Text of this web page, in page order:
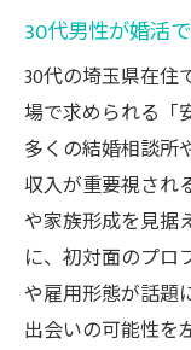
忙しくても
30代社
ツ
忙しい
び方
短時間
め
30代男
仕事と
30代男性が婚活
30代の埼玉県在住
場で求められる「
多くの結婚相談所
収入が重要視され
や家族形成を見据
に、初対面のプロ
や雇用形態が話題
出会いの可能性を